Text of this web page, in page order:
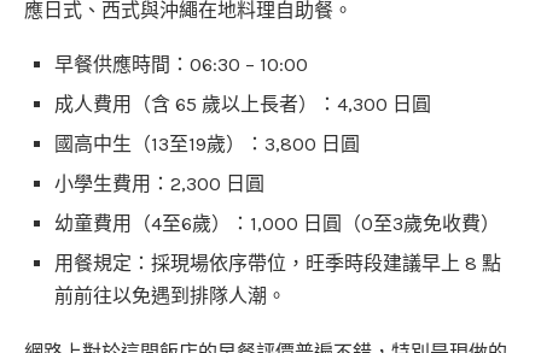
應日式、西式與沖繩在地料理自助餐。
早餐供應時間：06:30 – 10:00
成人費用（含 65 歲以上長者）：4,300 日圓
國高中生（13至19歲）：3,800 日圓
小學生費用：2,300 日圓
幼童費用（4至6歲）：1,000 日圓（0至3歲免收費）
用餐規定：採現場依序帶位，旺季時段建議早上 8 點
前前往以免遇到排隊人潮。